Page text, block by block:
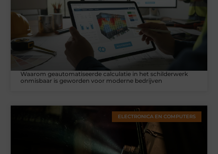
Waarom geautomatiseerde calculatie in het schilderwerk
onmisbaar is geworden voor moderne bedrijven
ELECTRONICA EN COMPUTERS